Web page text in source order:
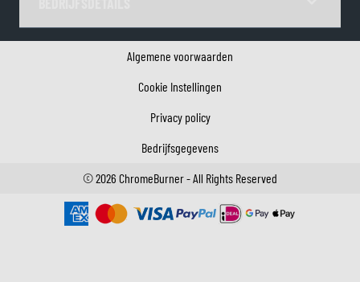
Algemene voorwaarden
Cookie Instellingen
Privacy policy
Bedrijfsgegevens
©2026 ChromeBurner - All Rights Reserved